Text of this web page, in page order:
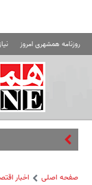
روزنامه همشهری امروز
صفحه اصلی اخبار